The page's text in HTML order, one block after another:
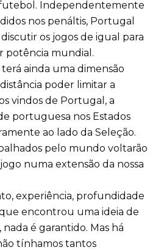
Independentemente
nos penáltis, Portugal
os jogos de igual para
potência mundial.
ainda uma dimensão
poder limitar a
vindos de Portugal, a
portuguesa nos Estados
ao lado da Seleção.
pelo mundo voltarão
numa extensão da nossa
experiência, profundidade
encontrou uma ideia de
é garantido. Mas há
tínhamos tantos